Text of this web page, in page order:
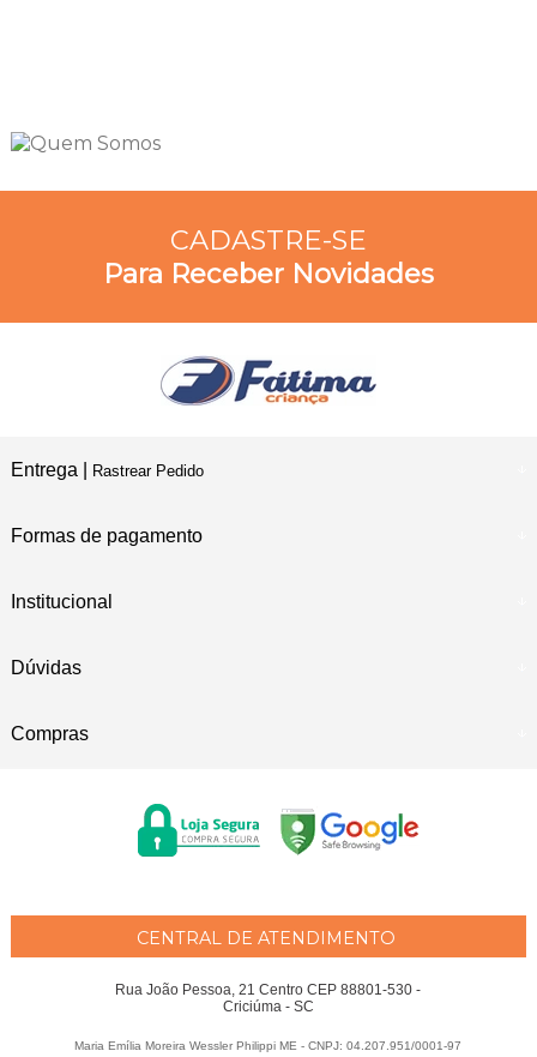
CADASTRE-SE
Para Receber Novidades
Entrega | Rastrear Pedido
Formas de pagamento
Institucional
Dúvidas
Compras
CENTRAL DE ATENDIMENTO
Rua João Pessoa, 21 Centro CEP 88801-530 -
Criciúma - SC
Maria Emília Moreira Wessler Philippi ME - CNPJ: 04.207.951/0001-97